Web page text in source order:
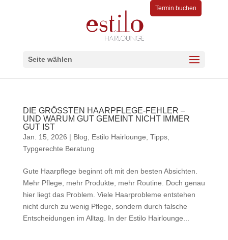
Termin buchen
Seite wählen
DIE GRÖSSTEN HAARPFLEGE-FEHLER –
UND WARUM GUT GEMEINT NICHT IMMER
GUT IST
Jan. 15, 2026 | Blog Estilo Hairlounge Tipps,
Typgerechte Beratung
Gute Haarpflege beginnt oft mit den besten Absichten.
Mehr Pflege, mehr Produkte, mehr Routine. Doch genau
hier liegt das Problem. Viele Haarprobleme entstehen
nicht durch zu wenig Pflege, sondern durch falsche
Entscheidungen im Alltag. In der Estilo Hairlounge...